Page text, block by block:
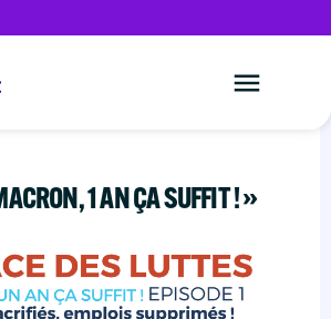
1 AN ÇA SUFFIT ! »